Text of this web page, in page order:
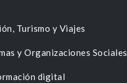
Turismo y Viajes
y Organizaciones Sociales
digital